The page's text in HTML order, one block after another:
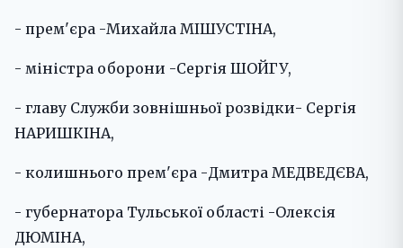
- прем'єра -Михайла МІШУСТІНА,
- міністра оборони -Сергія ШОЙГУ,
- главу Служби зовнішньої розвідки- Сергія
НАРИШКІНА,
- колишнього прем'єра -Дмитра МЕДВЕДЄВА,
- губернатора Тульської області -Олексія
ДЮМІНА,